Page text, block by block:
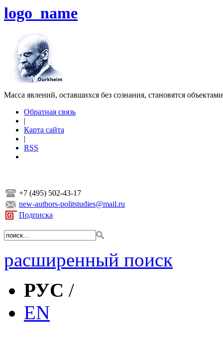
logo_name
Масса явлений, оставшихся без сознания, становятся
Обратная связь
|
Карта сайта
|
RSS
+7 (495) 502-43-17
new-authors-politstudies@mail.ru
Подписка
расширенный поиск
РУС /
EN